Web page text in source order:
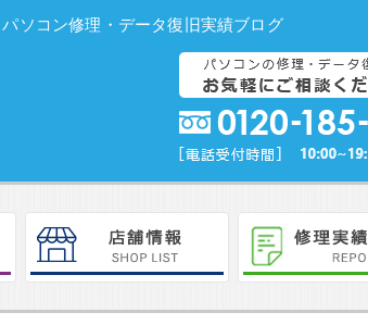
ソコン修理・データ復旧実績ブログ